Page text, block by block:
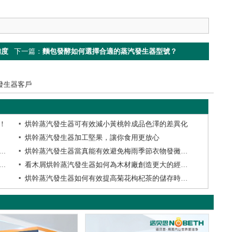
下一篇： 麵包發酵如何選擇合適的蒸汽發生器型號？
生器客戶
烘幹蒸汽發生器可有效減小黃桃幹成品色澤的差異化
烘幹蒸汽發生器加工堅果，讓你食用更放心
木質顆粒燃料生產加工為了離不開蒸汽發生器的功勞？
烘幹蒸汽發生器當真能有效避免梅雨季節衣物發黴現象？
烘幹蒸汽發生器在茉莉花茶加工環節起到了關鍵性作用
看木屑烘幹蒸汽發生器如何為木材廠創造更大的經濟效益！
烘幹蒸汽發生器如何有效提高菊花枸杞茶的儲存時間？